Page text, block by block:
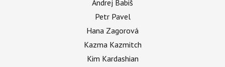
Andrej Babiš
Petr Pavel
Hana Zagorová
Kazma Kazmitch
Kim Kardashian